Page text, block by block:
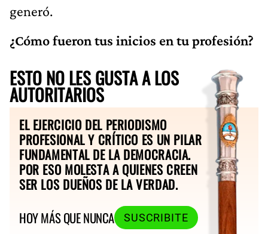
generó.
¿Cómo fueron tus inicios en tu profesión?
ESTO NO LES GUSTA A LOS
AUTORITARIOS
EL EJERCICIO DEL PERIODISMO
PROFESIONAL Y CRÍTICO ES UN PILAR
FUNDAMENTAL DE LA DEMOCRACIA.
POR ESO MOLESTA A QUIENES CREEN
SER LOS DUEÑOS DE LA VERDAD.
HOY MÁS QUE NUNCA
SUSCRIBITE